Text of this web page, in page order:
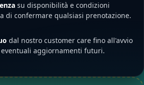
su disponibilità e condizioni
di confermare qualsiasi prenotazione.
dal nostro customer care fino all'avvio
aggiornamenti futuri.